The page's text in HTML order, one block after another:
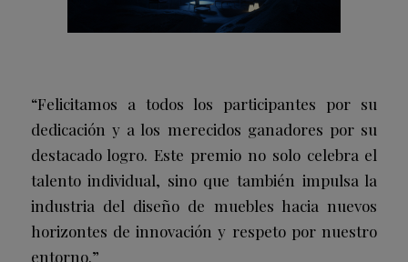
“Felicitamos a todos los participantes por su
dedicación y a los merecidos ganadores por su
destacado logro. Este premio no solo celebra el
talento individual, sino que también impulsa la
industria del diseño de muebles hacia nuevos
horizontes de innovación y respeto por nuestro
entorno.”